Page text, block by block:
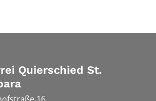
Quierschied St.